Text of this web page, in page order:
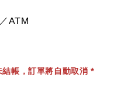
ATM
帳，訂單將自動取消 *